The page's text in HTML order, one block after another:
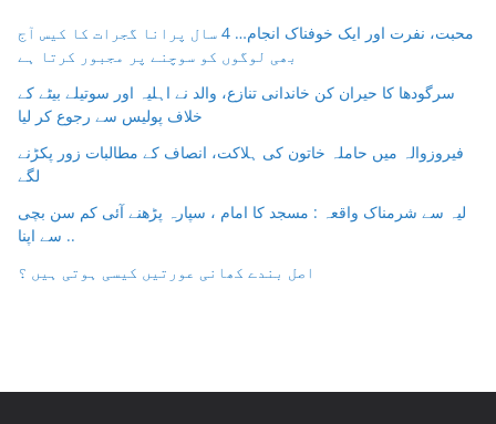
محبت، نفرت اور ایک خوفناک انجام… 4 سال پرانا گجرات کا کیس آج
بھی لوگوں کو سوچنے پر مجبور کرتا ہے
سرگودھا کا حیران کن خاندانی تنازع، والد نے اہلیہ اور سوتیلے بیٹے کے
خلاف پولیس سے رجوع کر لیا
فیروزوالہ میں حاملہ خاتون کی ہلاکت، انصاف کے مطالبات زور پکڑنے
لگے
لیہ سے شرمناک واقعہ : مسجد کا امام ، سپارہ پڑھنے آئی کم سن بچی
سے اپنا ..
اصل بندے کھانی عورتیں کیسی ہوتی ہیں ؟